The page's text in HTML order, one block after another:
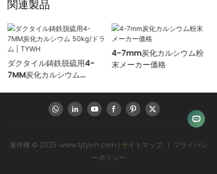
関連製品
ダクタイル鋳鉄脱硫用4-
7MM炭化カルシウム
4-7mm炭化カルシウム粉
末メーカー価格
著作権 © 2025 www.tjtywh.com サイトマップ
プライバシ
ーポリシー